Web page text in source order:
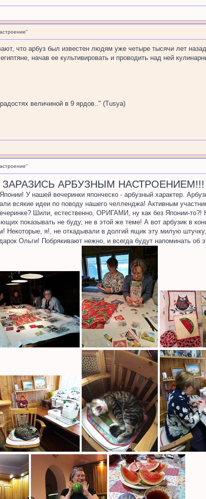
что арбуз был известен людям уже четыре тысячи лет
начав ее культивировать и проводить над ней
величиной в 9 ярдов.." (Tusya)
АРБУЗНЫМ НАСТРОЕНИЕМ!!!
У нашей вечеринки японческо - арбузный характер.
всякие идеи по поводу нашего челленджа! Активным
Шили, естественно, ОРИГАМИ, ну как без Японии-
показывать не буду, не в этой же теме! А вот арбузик в
Некоторые, я!, не откадывали в долгий ящик эту милую
Ольги! Побрякивают нежно, и всегда будут напоминать об